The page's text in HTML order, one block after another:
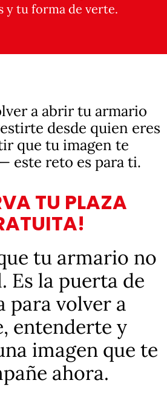
y tu forma de verte.
a abrir tu armario
desde quien eres
que tu imagen te
este reto es para ti.
TU PLAZA
tu armario no
Es la puerta de
para volver a
entenderte y
imagen que te
ahora.